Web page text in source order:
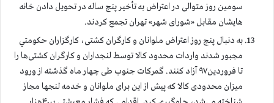
سومین روز متوالی در اعتراض به تأخیر پنج ساله در تحویل دادن خانه
هایشان مقابل «شورای شهر» تهران تجمع کردند.
به دنبال پنج روز اعتراض ملوانان و كارگران کشتی، كارگزاران حكومتي
مجبور شدند واردات محدود کالا توسط لنجداران و کارگران کشتی‌ها را
تا فروردین۹۷ آزاد کنند. گمرکات جنوب طی چهار ماه گذشته از ورود
میزان محدودی کالا که پیش از این برای ملوانان و خدمه لنجها مجاز